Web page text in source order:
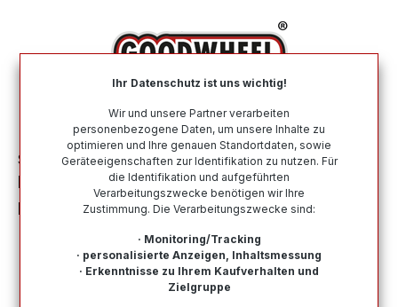
Sommerreifen Nach Größe 215 55 R18
MASSIMO VITTO SUV 215/55R18 99V
BSW
Ihr Datenschutz ist uns wichtig!
Wir und unsere Partner verarbeiten
personenbezogene Daten, um unsere Inhalte zu
optimieren und Ihre genauen Standortdaten, sowie
Geräteeigenschaften zur Identifikation zu nutzen. Für
die Identifikation und aufgeführten
Verarbeitungszwecke benötigen wir Ihre
Zustimmung. Die Verarbeitungszwecke sind:
· Monitoring/Tracking
· personalisierte Anzeigen, Inhaltsmessung
· Erkenntnisse zu Ihrem Kaufverhalten und
Zielgruppe